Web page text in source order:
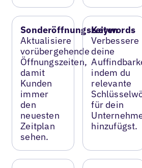
Sonderöffnungszeiten
Aktualisiere
vorübergehende
Öffnungszeiten,
damit
Kunden
immer
den
neuesten
Zeitplan
sehen.
Keywords
Verbessere
deine
indem du
relevante
für dein
hinzufügst.